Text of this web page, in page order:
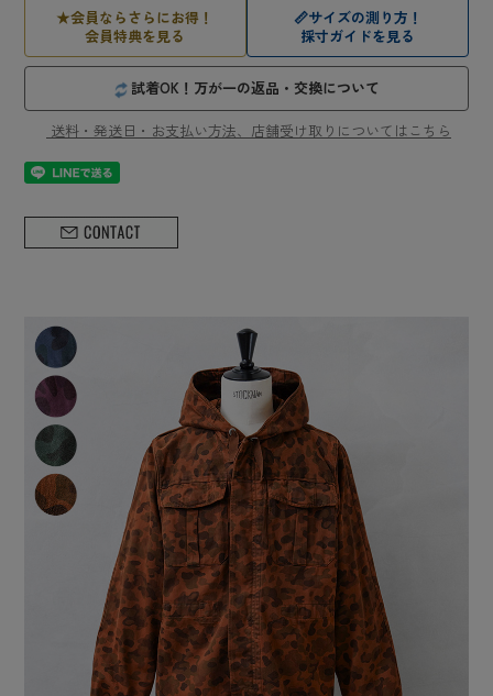
★会員ならさらにお得！
会員特典を見る
📏サイズの測り方！
採寸ガイドを見る
試着OK！万が一の返品・交換について
送料・発送日・お支払い方法、店舗受け取りについてはこちら